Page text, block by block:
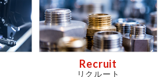
Recruit
リクルート